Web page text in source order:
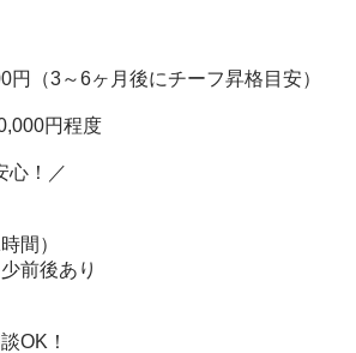
円（3～6ヶ月後にチーフ昇格目安）
円程度
心！／
間）
前後あり
OK！